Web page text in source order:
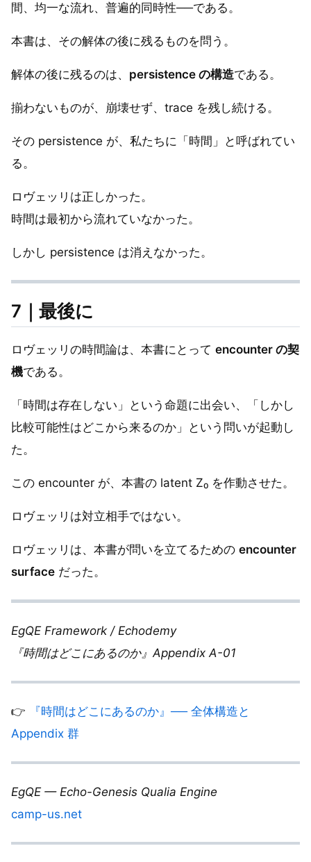
間、均一な流れ、普遍的同時性──である。
本書は、その解体の後に残るものを問う。
解体の後に残るのは、 persistence の構造である。
揃わないものが、崩壊せず、trace を残し続ける。
その persistence が、私たちに「時間」と呼ばれてい
る。
ロヴェッリは正しかった。
時間は最初から流れていなかった。
しかし persistence は消えなかった。
7｜最後に
ロヴェッリの時間論は、本書にとって encounter の契
機である。
「時間は存在しない」という命題に出会い、「しかし
比較可能性はどこから来るのか」という問いが起動し
た。
この encounter が、本書の latent Z₀ を作動させた。
ロヴェッリは対立相手ではない。
ロヴェッリは、本書が問いを立てるための encounter
surface だった。
EgQE Framework / Echodemy
『時間はどこにあるのか』Appendix A-01
👉
『時間はどこにあるのか』── 全体構造と
Appendix 群
EgQE — Echo-Genesis Qualia Engine
camp-us.net